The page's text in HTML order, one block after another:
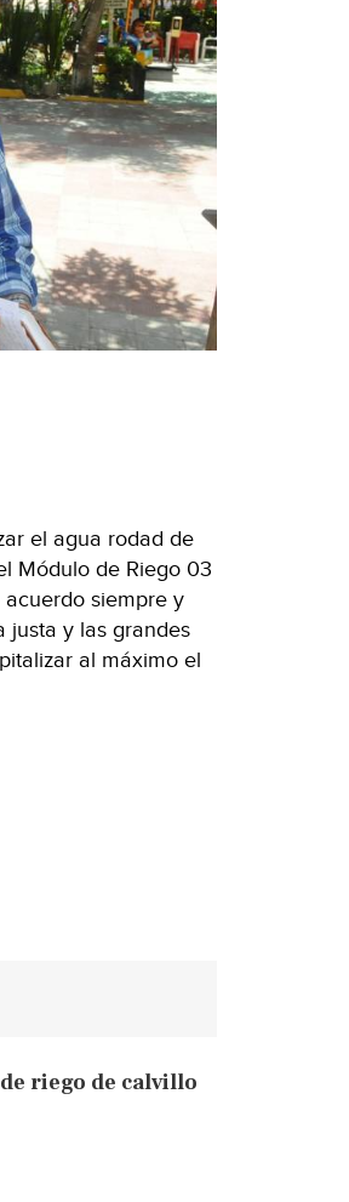
el agua rodad de
Módulo de Riego 03
siempre y
justa y las grandes
al máximo el
riego de calvillo